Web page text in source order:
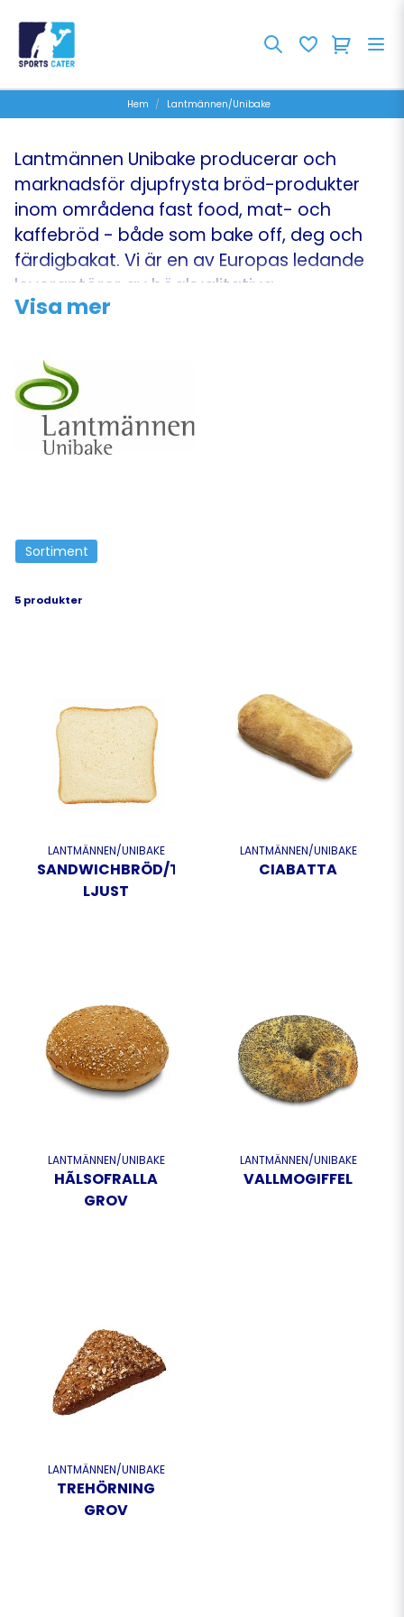
Hem Lantmännen/Unibake
Lantmännen Unibake producerar och
marknadsför djupfrysta bröd-produkter
inom områdena fast food, mat- och
kaffebröd - både som bake off, deg och
färdigbakat. Vi är en av Europas ledande
leverantörer av högkvalitativa
bageriprodukter till detaljhandlare,
Lantmännen Unibake har som mål att göra
bröd till en lönsam affär för sina kunder
genom produkter av hög kvalitet och
oöverträffade lösningar – alltid med
utgångspunkt i ett hållbart tankesätt och
Visa mer
Sortiment
5 produkter
LANTMÄNNEN/UNIBAKE
SANDWICHBRÖD/TOASTBRÖD
LJUST
LANTMÄNNEN/UNIBAKE
CIABATTA
LANTMÄNNEN/UNIBAKE
HÃLSOFRALLA
GROV
LANTMÄNNEN/UNIBAKE
VALLMOGIFFEL
LANTMÄNNEN/UNIBAKE
TREHÖRNING
GROV